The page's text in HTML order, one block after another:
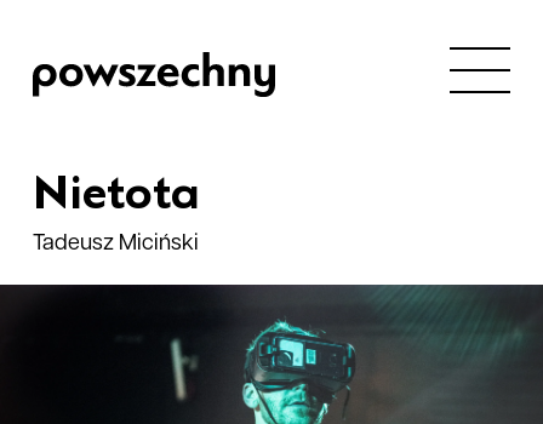
Nietota
Tadeusz Miciński